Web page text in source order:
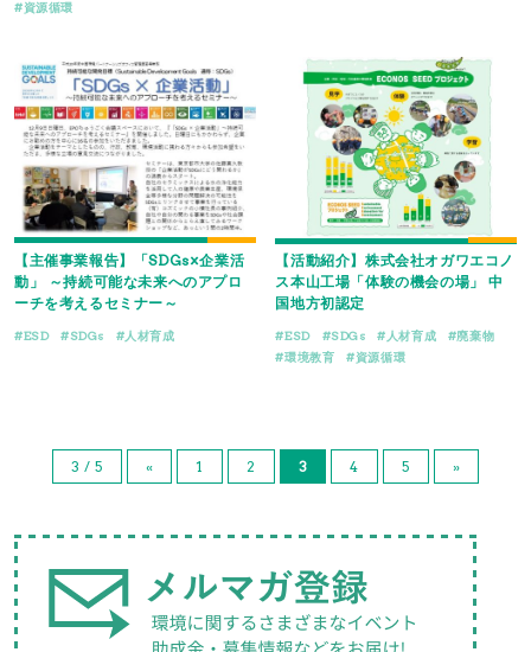
資源循環
【主催事業報告】「SDGs×企業活
動」 ～持続可能な未来へのアプロ
ーチを考えるセミナー～
ESD SDGs 人材育成
【活動紹介】株式会社オガワエコノ
ス本山工場「体験の機会の場」 中
国地方初認定
ESD SDGs 人材育成
廃棄物
環境教育
資源循環
3 / 5 « 1 2 3 4 5 »